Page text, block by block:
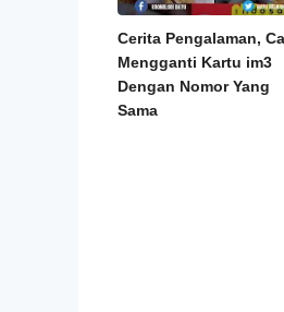
Cerita Pengalaman,
Mengganti Kartu im3
Dengan Nomor Yang
Sama